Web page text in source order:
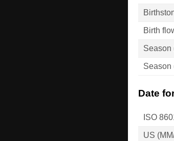
Birth
Season
Season
Date
ISO
US